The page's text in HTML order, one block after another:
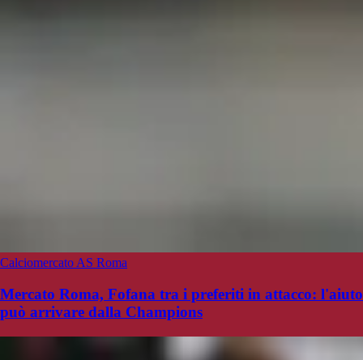
Calciomercato AS Roma
Mercato Roma, Fofana tra i preferiti in attacco: l'aiuto
può arrivare dalla Champions